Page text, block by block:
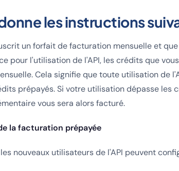
les instructions
un forfait de facturation mensuelle et
pour l'utilisation de l'API, les crédits que
Cela signifie que toute utilisation de
prépayés. Si votre utilisation dépasse les
vous sera alors facturé.
la facturation prépayée
nouveaux utilisateurs de l'API peuvent